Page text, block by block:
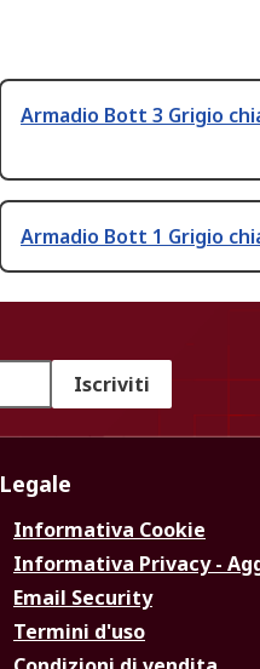
Armadio Bott 3 Grigio
Armadio Bott 1 Grigio
Iscriviti
Legale
Informativa Cookie
Informativa Privacy -
Email Security
Termini d'uso